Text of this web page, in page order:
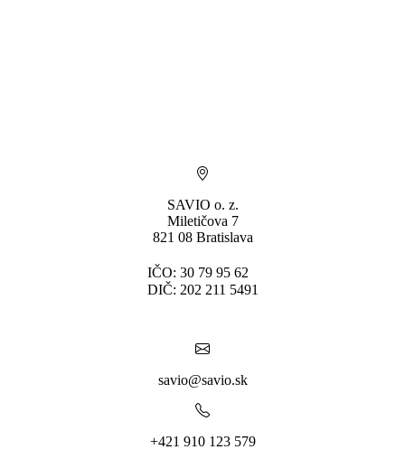
SAVIO o. z.
Miletičova 7
821 08 Bratislava
IČO: 30 79 95 62
DIČ: 202 211 5491
savio@savio.sk
+421 910 123 579